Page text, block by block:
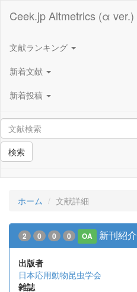
Ceek.jp Altmetrics (α ver.)
文献ランキング
新着文献
新着投稿
検索
ホーム 文献詳細
2 0 0 0 OA 新刊紹介
出版者
日本応用動物昆虫学会
雑誌